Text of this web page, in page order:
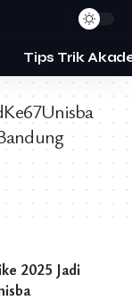
Tips Trik
2025 Jadi